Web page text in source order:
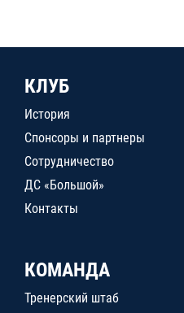
КЛУБ
История
Спонсоры и партнеры
Сотрудничество
ДС «Большой»
Контакты
КОМАНДА
Тренерский штаб